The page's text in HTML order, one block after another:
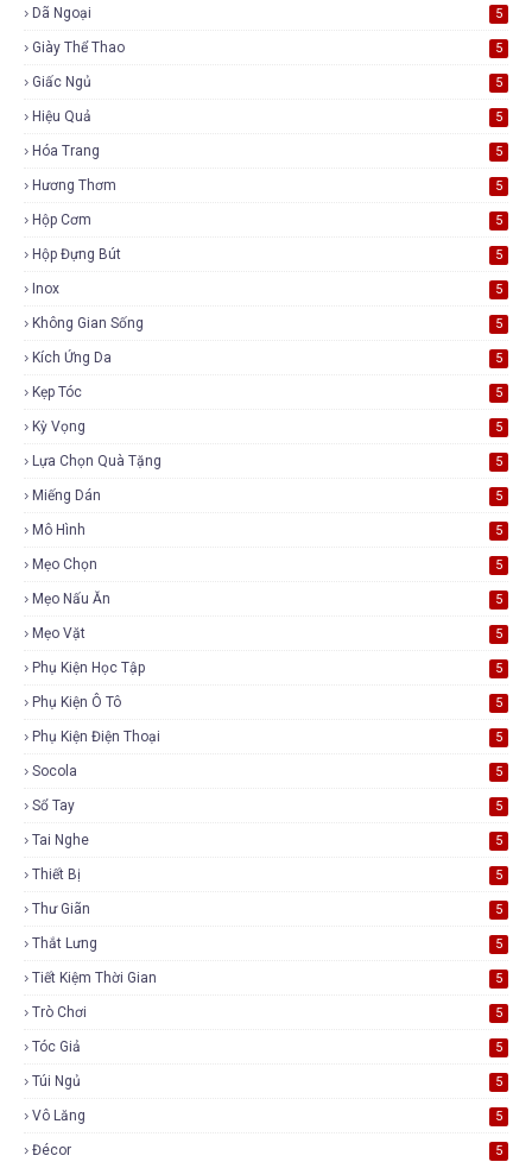
Dã Ngoại 5
Giày Thể Thao 5
Giấc Ngủ 5
Hiệu Quả 5
Hóa Trang 5
Hương Thơm 5
Hộp Cơm 5
Hộp Đựng Bút 5
Inox 5
Không Gian Sống 5
Kích Ứng Da 5
Kẹp Tóc 5
Kỳ Vọng 5
Lựa Chọn Quà Tặng 5
Miếng Dán 5
Mô Hình 5
Mẹo Chọn 5
Mẹo Nấu Ăn 5
Mẹo Vặt 5
Phụ Kiện Học Tập 5
Phụ Kiện Ô Tô 5
Phụ Kiện Điện Thoại 5
Socola 5
Sổ Tay 5
Tai Nghe 5
Thiết Bị 5
Thư Giãn 5
Thắt Lưng 5
Tiết Kiệm Thời Gian 5
Trò Chơi 5
Tóc Giả 5
Túi Ngủ 5
Vô Lăng 5
Đécor 5